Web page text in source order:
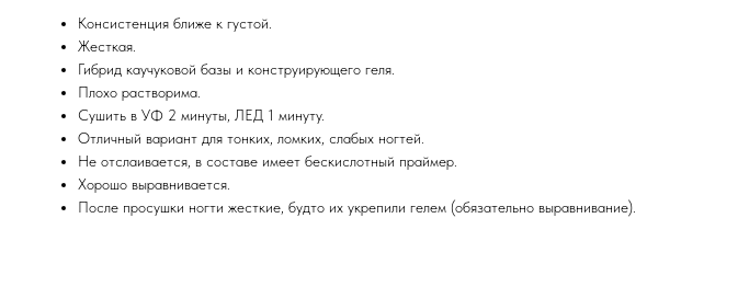
Консистенция ближе к густой.
Жесткая.
Гибрид каучуковой базы и конструирующего геля.
Плохо растворима.
Сушить в УФ 2 минуты, ЛЕД 1 минуту.
Отличный вариант для тонких, ломких, слабых ногтей.
Не отслаивается, в составе имеет бескислотный праймер.
Хорошо выравнивается.
После просушки ногти жесткие, будто их укрепили гелем (обязательно выравнивание).